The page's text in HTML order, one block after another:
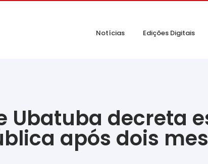
Notícias Edições Digitais
Ubatuba decreta
após dois